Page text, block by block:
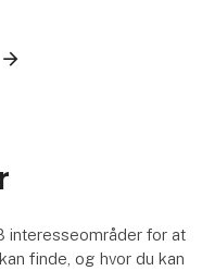
interesseområder for at
finde, og hvor du kan